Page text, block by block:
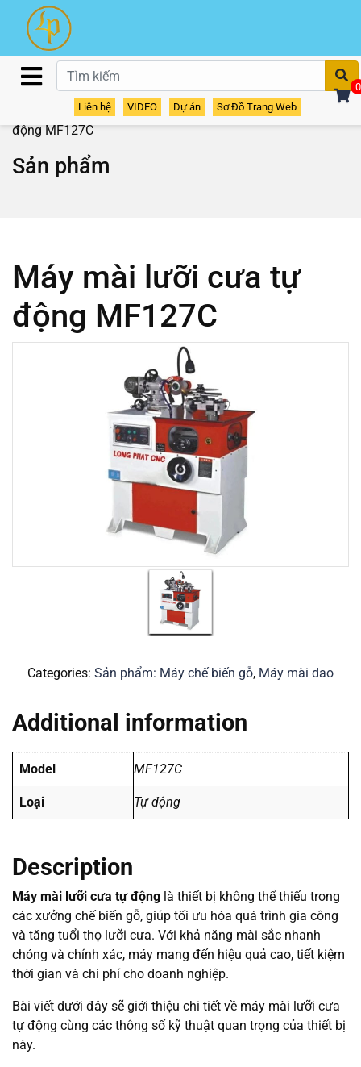
Liên hệ VIDEO Dự án Sơ Đồ Trang Web
0
Sản phẩm /Máy mài dao
/ Máy mài lưỡi cưa tự
động MF127C
Sản phẩm
Máy mài lưỡi cưa tự
động MF127C
Categories: Sản phẩm: Máy chế biến gỗ, Máy mài dao
Description
Máy mài lưỡi cưa tự động là thiết bị không thể thiếu trong
các xưởng chế biến gỗ, giúp tối ưu hóa quá trình gia công
và tăng tuổi thọ lưỡi cưa. Với khả năng mài sắc nhanh
chóng và chính xác, máy mang đến hiệu quả cao, tiết kiệm
thời gian và chi phí cho doanh nghiệp.
Bài viết dưới đây sẽ giới thiệu chi tiết về máy mài lưỡi cưa
tự động cùng các thông số kỹ thuật quan trọng của thiết bị
này.
Additional information
Model MF127C
Loại Tự động